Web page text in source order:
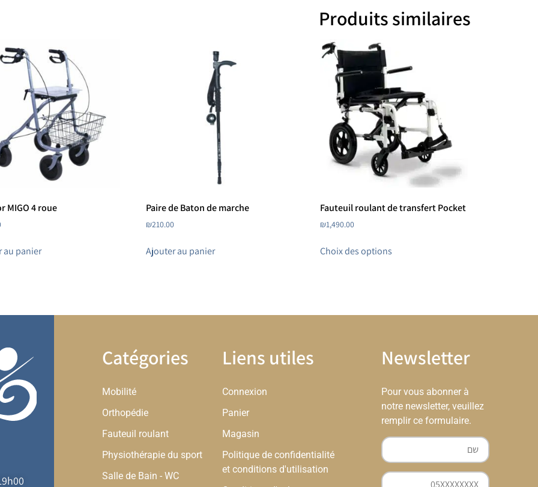
Produits similaires
MIGO 4 roue
au panier
Paire de Baton de marche
₪210.00
Ajouter au panier
Fauteuil roulant de transfert Pocket
₪1,490.00
Choix des options
Catégories
Mobilité
Orthopédie
Fauteuil roulant
Physiothérapie du sport
Salle de Bain - WC
Liens utiles
Connexion
Panier
Magasin
Politique de confidentialité
et conditions d'utilisation
Newsletter
Pour vous abonner à
notre newsletter, veuillez
remplir ce formulaire.